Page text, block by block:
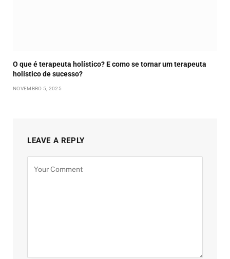
O que é terapeuta holístico? E como se tornar um terapeuta
holístico de sucesso?
NOVEMBRO 5, 2025
LEAVE A REPLY